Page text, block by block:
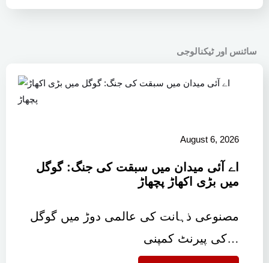
سائنس اور ٹیکنالوجی
August 6, 2026
اے آئی میدان میں سبقت کی جنگ: گوگل
میں بڑی اکھاڑ پچھاڑ
مصنوعی ذہانت کی عالمی دوڑ میں گوگل
کی پیرنٹ کمپنی…